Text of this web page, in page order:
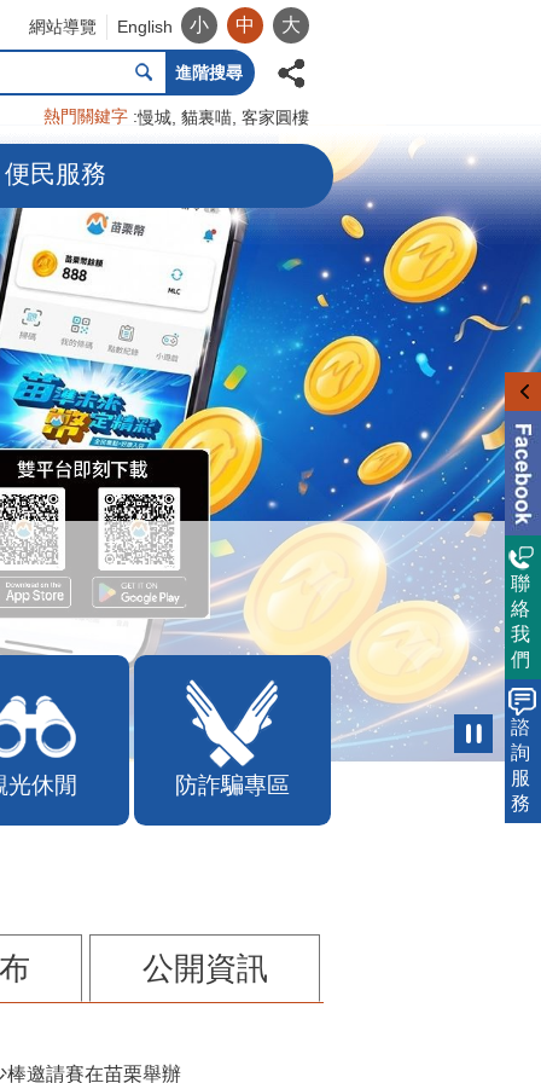
網站導覽 English 小 中 大
進階搜尋
熱門關鍵字 慢城 貓裏喵 客家圓樓
便民服務
光休閒 防詐騙專區
公開資訊
邀請賽在苗栗舉辦
聯
絡
我
們
諮
詢
服
務